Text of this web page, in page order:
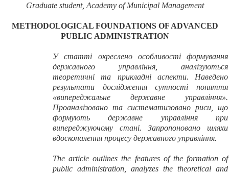
Graduate student, Academy of Municipal Management
METHODOLOGICAL FOUNDATIONS OF ADVANCED
PUBLIC ADMINISTRATION
У статті окреслено особливості формування
державного управління, аналізуються
теоретичні та прикладні аспекти. Наведено
результати дослідження сутності поняття
«випереджальне державне управління».
Проаналізовано та систематизовано риси, що
формують державне управління при
випереджуючому стані. Запропоновано шляхи
вдосконалення процесу державного управління.
The article outlines the features of the formation of
public administration, analyzes the theoretical and